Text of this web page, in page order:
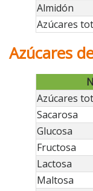
Almidón
Azúcares
Azúcares
Azúcares
Sacarosa
Glucosa
Fructosa
Lactosa
Maltosa